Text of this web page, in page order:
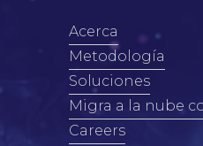
Acerca
Metodología
Soluciones
Migra a la nube
Careers